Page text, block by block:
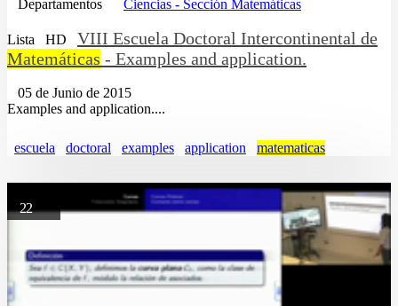
Departamentos Ciencias - Sección Matemáticas
Lista HD
VIII Escuela Doctoral Intercontinental de
Matemáticas - Examples and application.
05 de Junio de 2015
Examples and application....
escuela doctoral examples application matematicas
22